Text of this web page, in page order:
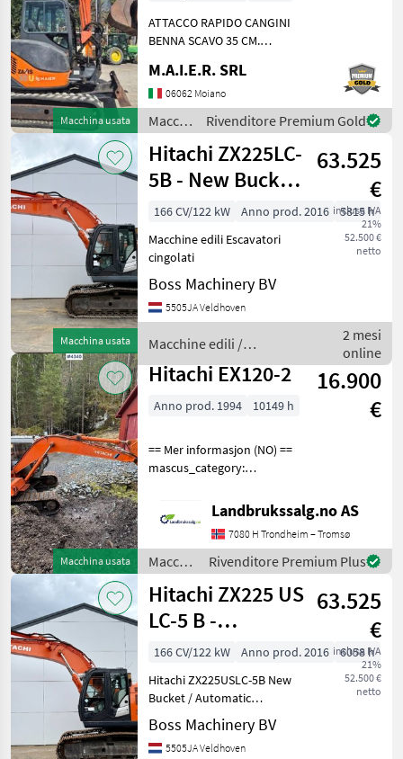
Macchina usata
ATTACCO RAPIDO CANGINI
BENNA SCAVO 35 CM.
BENNA LISCIA 150 CM.
Macchine edili Escavatori
cingolati
M.A.I.E.R. SRL
06062 Moiano
Macchine
edili /
Hitachi
Rivenditore Premium Gold
Macchina usata
Hitachi ZX225LC-
5B - New Bucket
/ Automatic
Greasing / C
63.525
€
inclusa IVA
21%
52.500 €
netto
166 CV/122 kW Anno prod. 2016
5815 h
Macchine edili Escavatori
cingolati
Boss Machinery BV
5505JA Veldhoven
Macchine edili /
Hitachi
2 mesi
online
Macchina usata
Hitachi EX120-2
16.900
€
Anno prod. 1994 10149 h
== Mer informasjon (NO) ==
mascus_category:
reference number upon
request: 4340 See
en.landbrukssalg.no/4340
for more images Specificati
Landbrukssalg.no AS
7080 H Trondheim – Tromsø
Macchine
edili /
Hitachi
Rivenditore Premium Plus
Hitachi ZX225 US
LC-5 B -
Automatic
Greasing /
Camera
63.525
€
inclusa IVA
21%
52.500 €
netto
166 CV/122 kW Anno prod. 2016
6058 h
Hitachi ZX225USLC-5B New
Bucket / Automatic
Greasing / Camera Year:
2016 Reference number:
BM007614 Hours: 6.058
Boss Machinery BV
5505JA Veldhoven